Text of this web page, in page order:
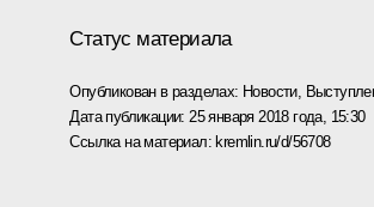
Статус материала
Опубликован в разделах: Новости,
Дата публикации: 25 января 2018 года, 15:30
Ссылка на материал: kremlin.ru/d/56708